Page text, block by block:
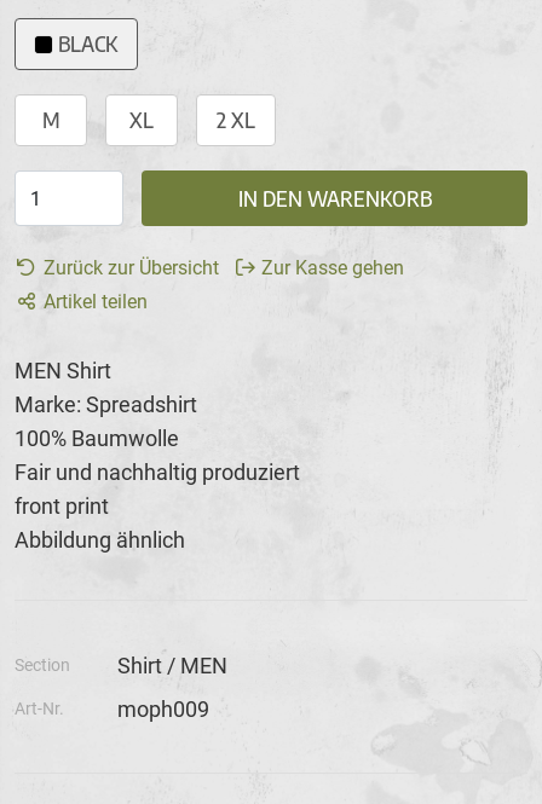
BLACK
M XL 2 XL
IN DEN WARENKORB
Zurück zur Übersicht
Zur Kasse gehen
Artikel teilen
MEN Shirt
Marke: Spreadshirt
100% Baumwolle
Fair und nachhaltig produziert
front print
Abbildung ähnlich
Section Shirt / MEN
Art-Nr. moph009